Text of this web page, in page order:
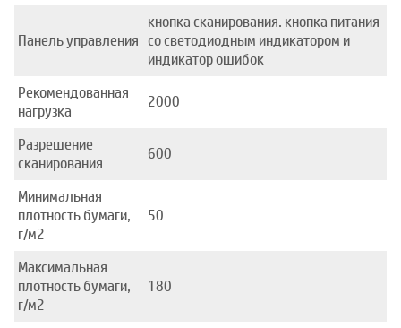
Панель управления
кнопка сканирования. кнопка питания
со светодиодным индикатором и
индикатор ошибок
Рекомендованная
нагрузка
2000
Разрешение
сканирования
600
Минимальная
плотность бумаги,
г/м2
50
Максимальная
плотность бумаги,
г/м2
180